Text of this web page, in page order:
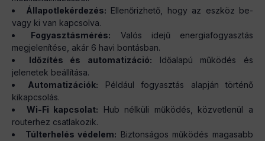
Állapotlekérdezés: Ellenőrizhető, hogy az eszköz be-
vagy ki van kapcsolva.
Fogyasztásmérés: Valós idejű energiafogyasztás
megjelenítése, akár 6 havi bontásban.
Időzítés és automatizáció: Időalapú működés és
jelenetek beállítása.
Automatizációk: Például fogyasztás alapján történő
kikapcsolás.
Wi-Fi kapcsolat: Hub nélküli működés, közvetlenül a
routerhez csatlakozik.
Túlterhelés védelem: Biztonságos működés magasabb